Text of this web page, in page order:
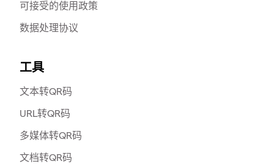
可接受的使用政策
数据处理协议
工具
文本转QR码
URL转QR码
多媒体转QR码
文档转QR码